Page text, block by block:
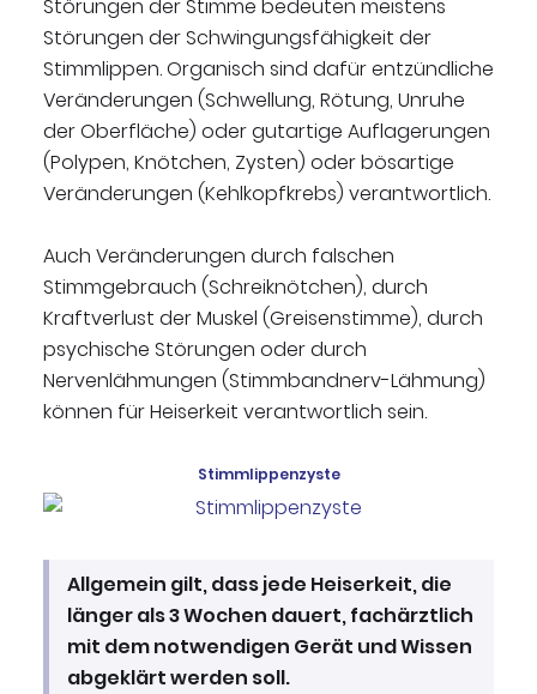
Störungen der Stimme bedeuten meistens
Störungen der Schwingungsfähigkeit der
Stimmlippen. Organisch sind dafür entzündliche
Veränderungen (Schwellung, Rötung, Unruhe
der Oberfläche) oder gutartige Auflagerungen
(Polypen, Knötchen, Zysten) oder bösartige
Veränderungen (Kehlkopfkrebs) verantwortlich.
Auch Veränderungen durch falschen
Stimmgebrauch (Schreiknötchen), durch
Kraftverlust der Muskel (Greisenstimme), durch
psychische Störungen oder durch
Nervenlähmungen (Stimmbandnerv-Lähmung)
können für Heiserkeit verantwortlich sein.
Stimmlippenzyste
Allgemein gilt, dass jede Heiserkeit, die
länger als 3 Wochen dauert, fachärztlich
mit dem notwendigen Gerät und Wissen
abgeklärt werden soll.